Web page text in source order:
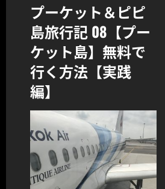
プーケット＆ピピ
島旅行記 08【プー
ケット島】無料で
行く方法【実践
編】